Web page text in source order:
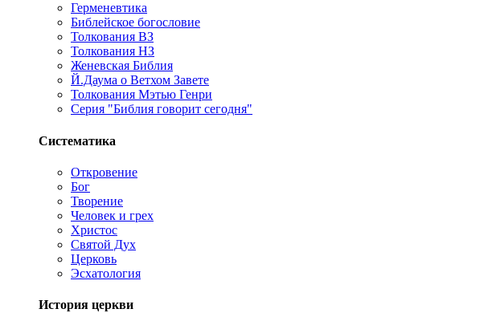
Герменевтика
Библейское богословие
Толкования ВЗ
Толкования НЗ
Женевская Библия
Й.Даума о Ветхом Завете
Толкования Мэтью Генри
Серия "Библия говорит сегодня"
Систематика
Откровение
Бог
Творение
Человек и грех
Христос
Святой Дух
Церковь
Эсхатология
История церкви